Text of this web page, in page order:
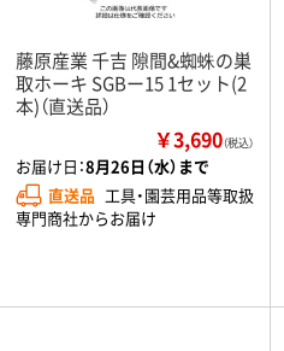
藤原産業 千吉 隙間&蜘蛛の巣
取ホーキ SGBー15 1セット(2
本)（直送品）
￥3,690（税込）
お届け日：8月26日（水）まで
直送品 工具・園芸用品等取扱
専門商社からお届け